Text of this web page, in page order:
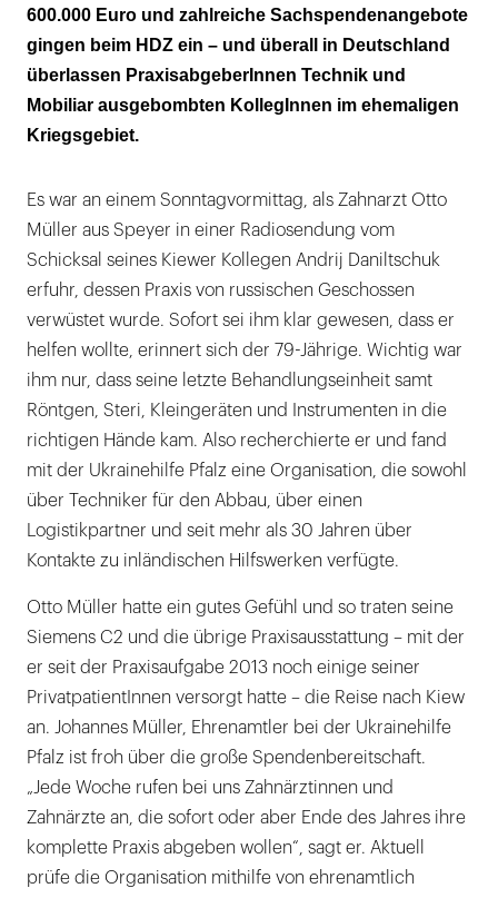
Speyer.
600.000 Euro und zahlreiche Sachspendenangebote
gingen beim HDZ ein – und überall in Deutschland
überlassen PraxisabgeberInnen Technik und
Mobiliar ausgebombten KollegInnen im ehemaligen
Kriegsgebiet.
Es war an einem Sonntagvormittag, als Zahnarzt Otto
Müller aus Speyer in einer Radiosendung vom
Schicksal seines Kiewer Kollegen Andrij Daniltschuk
erfuhr, dessen Praxis von russischen Geschossen
verwüstet wurde. Sofort sei ihm klar gewesen, dass er
helfen wollte, erinnert sich der 79-Jährige. Wichtig war
ihm nur, dass seine letzte Behandlungseinheit samt
Röntgen, Steri, Kleingeräten und Instrumenten in die
richtigen Hände kam. Also recherchierte er und fand
mit der Ukrainehilfe Pfalz eine Organisation, die sowohl
über Techniker für den Abbau, über einen
Logistikpartner und seit mehr als 30 Jahren über
Kontakte zu inländischen Hilfswerken verfügte.
Otto Müller hatte ein gutes Gefühl und so traten seine
Siemens C2 und die übrige Praxisausstattung – mit der
er seit der Praxisaufgabe 2013 noch einige seiner
PrivatpatientInnen versorgt hatte – die Reise nach Kiew
an. Johannes Müller, Ehrenamtler bei der Ukrainehilfe
Pfalz ist froh über die große Spendenbereitschaft.
„Jede Woche rufen bei uns Zahnärztinnen und
Zahnärzte an, die sofort oder aber Ende des Jahres ihre
komplette Praxis abgeben wollen“, sagt er. Aktuell
prüfe die Organisation mithilfe von ehrenamtlich